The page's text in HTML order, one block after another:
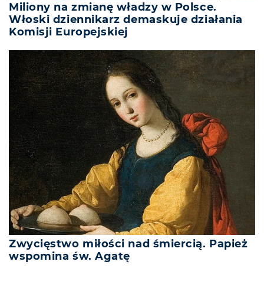
Miliony na zmianę władzy w Polsce.
Włoski dziennikarz demaskuje działania
Komisji Europejskiej
Zwycięstwo miłości nad śmiercią. Papież
wspomina św. Agatę